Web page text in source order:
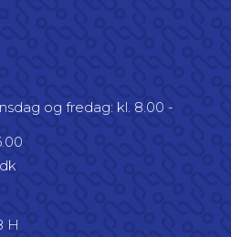
og fredag: kl. 8.00 -
H